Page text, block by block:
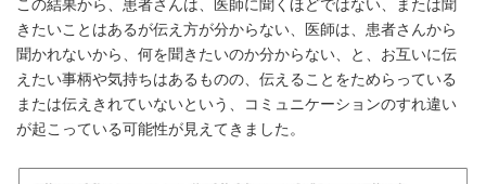
この結果から、患者さんは、医師に聞くほどではない、または聞
きたいことはあるが伝え方が分からない、医師は、患者さんから
聞かれないから、何を聞きたいのか分からない、と、お互いに伝
えたい事柄や気持ちはあるものの、伝えることをためらっている
または伝えきれていないという、コミュニケーションのすれ違い
が起こっている可能性が見えてきました。